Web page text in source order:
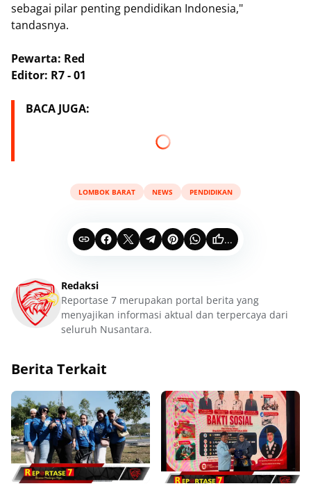
sebagai pilar penting pendidikan Indonesia,"
tandasnya.
Pewarta: Red
Editor: R7 - 01
BACA JUGA:
LOMBOK BARAT NEWS PENDIDIKAN
...
Redaksi
Reportase 7 merupakan portal berita yang
menyajikan informasi aktual dan terpercaya dari
seluruh Nusantara.
Berita Terkait